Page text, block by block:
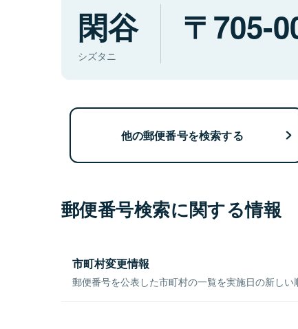
閑谷
シズタニ
705-
他の郵便番号を検索する
郵便番号検索に関する情報
市町村変更情報
郵便番号を公表した市町村の一覧を実施日の新しい